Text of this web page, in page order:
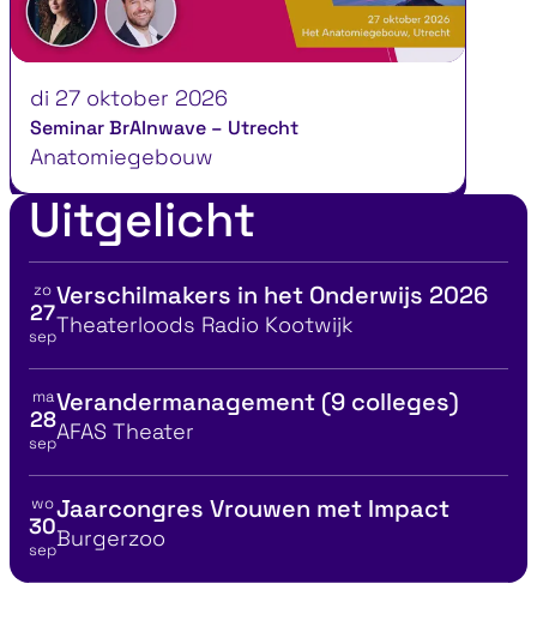
Seminar BrAInwave – Utrecht
di 27 oktober 2026
Anatomiegebouw
Uitgelicht
Bekijk details voor
zo
27
sep
Verschilmakers in het Onderwijs 2026
Locatie
Theaterloods Radio Kootwijk
Bekijk details voor
ma
28
sep
Verandermanagement (9 colleges)
Locatie
AFAS Theater
Bekijk details voor
wo
30
sep
Jaarcongres Vrouwen met Impact
Locatie
Burgerzoo